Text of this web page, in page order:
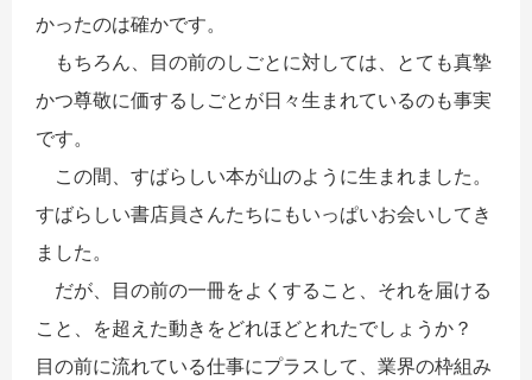
かったのは確かです。
もちろん、目の前のしごとに対しては、とても真摯
かつ尊敬に価するしごとが日々生まれているのも事実
です。
この間、すばらしい本が山のように生まれました。
すばらしい書店員さんたちにもいっぱいお会いしてき
ました。
だが、目の前の一冊をよくすること、それを届ける
こと、を超えた動きをどれほどとれたでしょうか？
目の前に流れている仕事にプラスして、業界の枠組み